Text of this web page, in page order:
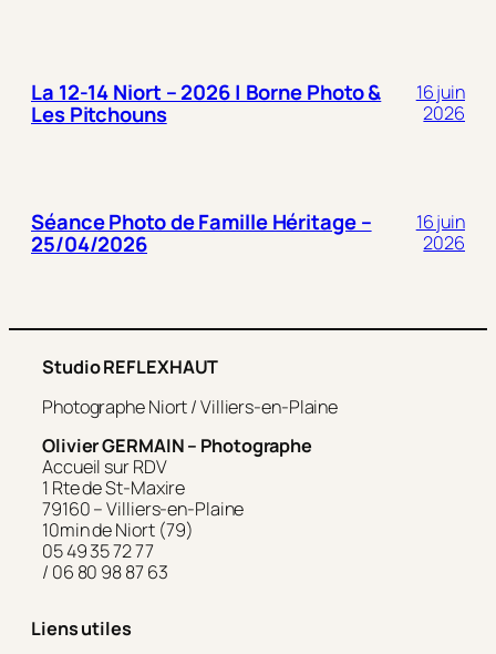
La 12-14 Niort – 2026 | Borne Photo &
Les Pitchouns
16 juin
2026
Séance Photo de Famille Héritage –
25/04/2026
16 juin
2026
Studio REFLEXHAUT
Photographe Niort / Villiers-en-Plaine
Olivier GERMAIN – Photographe
Accueil sur RDV
1 Rte de St-Maxire
79160 – Villiers-en-Plaine
10min de Niort (79)
05 49 35 72 77
/ 06 80 98 87 63
Liens utiles